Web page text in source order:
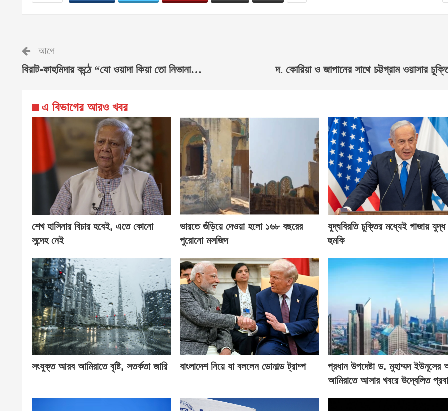
আগে
বিরাট-ফাহমিদার কন্ঠে “যো ওয়াদা কিয়া তো নিভানা… দ. কোরিয়া ও জাপানের সাথে চট্টগ্রাম ওয়াসার
এ বিভাগের আরও খবর
শেখ হাসিনার বিচার হবেই, এতে কোনো
সন্দেহ নেই
ভারতে গুঁড়িয়ে দেওয়া হলো ১৬৮ বছরের
পুরোনো মসজিদ
যুদ্ধবিরতি চুক্তির মধ্যেই গাজায়
হুমকি
সংযুক্ত আরব আমিরাতে বৃষ্টি, সতর্কতা জারি বাংলাদেশ নিয়ে যা বললেন ডোনাল্ড ট্রাম্প
প্রধান উপদেষ্টা ড. মুহাম্মদ
আমিরাতে আসার খবরে উদ্বেলিত